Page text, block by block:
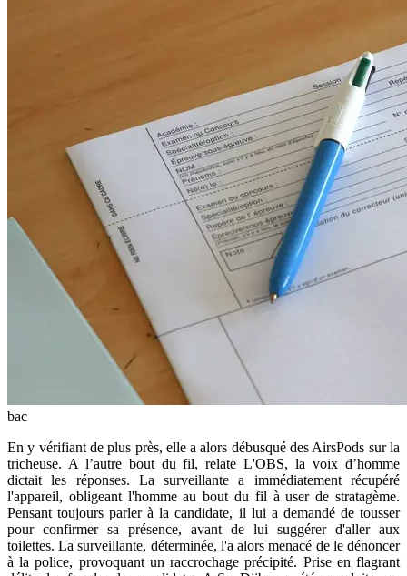
bac
En y vérifiant de plus près, elle a alors débusqué des AirsPods sur la
tricheuse. A l’autre bout du fil, relate L'OBS, la voix d’homme
dictait les réponses. La surveillante a immédiatement récupéré
l'appareil, obligeant l'homme au bout du fil à user de stratagème.
Pensant toujours parler à la candidate, il lui a demandé de tousser
pour confirmer sa présence, avant de lui suggérer d'aller aux
toilettes. La surveillante, déterminée, l'a alors menacé de le dénoncer
à la police, provoquant un raccrochage précipité. Prise en flagrant